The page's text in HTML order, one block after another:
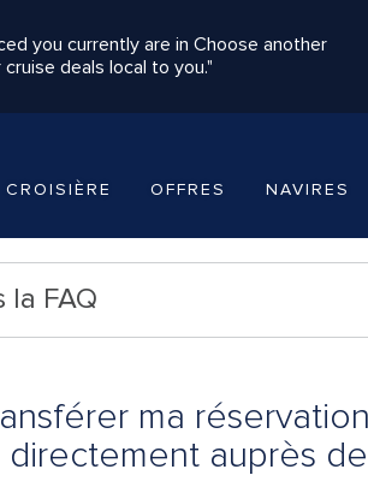
you currently are in Choose another
deals local to you."
OFFRES NAVIRES
la FAQ
ma
auprès